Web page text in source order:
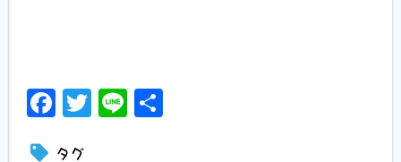
Facebook
Twitter
Line
タグ